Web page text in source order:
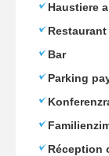
Haustiere
Bar
Parking
Réception